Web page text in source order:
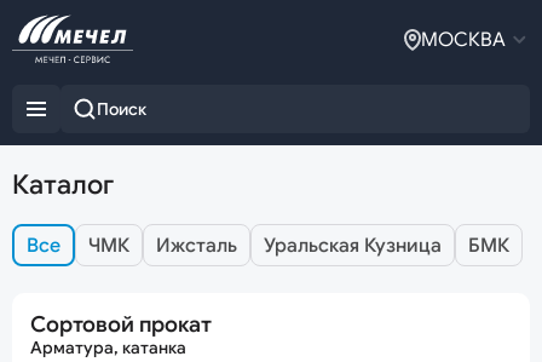
МОСКВА
Каталог
Все ЧМК Ижсталь Уральская Кузница БМК
Сортовой прокат
Арматура, катанка